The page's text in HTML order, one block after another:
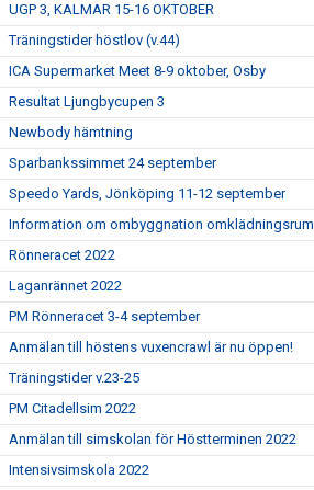
UGP 3, KALMAR 15-16 OKTOBER
Träningstider höstlov (v.44)
ICA Supermarket Meet 8-9 oktober, Osby
Resultat Ljungbycupen 3
Newbody hämtning
Sparbankssimmet 24 september
Speedo Yards, Jönköping 11-12 september
Information om ombyggnation omklädningsrum
Rönneracet 2022
Laganrännet 2022
PM Rönneracet 3-4 september
Anmälan till höstens vuxencrawl är nu öppen!
Träningstider v.23-25
PM Citadellsim 2022
Anmälan till simskolan för Höstterminen 2022
Intensivsimskola 2022